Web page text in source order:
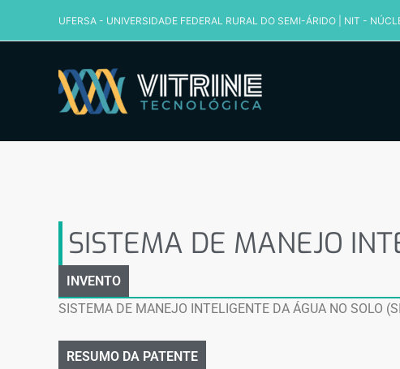
UFERSA - UNIVERSIDADE FEDERAL RURAL DO SEMI-ÁRIDO NIT -
SISTEMA DE MANEJO
INVENTO
SISTEMA DE MANEJO INTELIGENTE DA ÁGUA NO SOLO
RESUMO DA PATENTE